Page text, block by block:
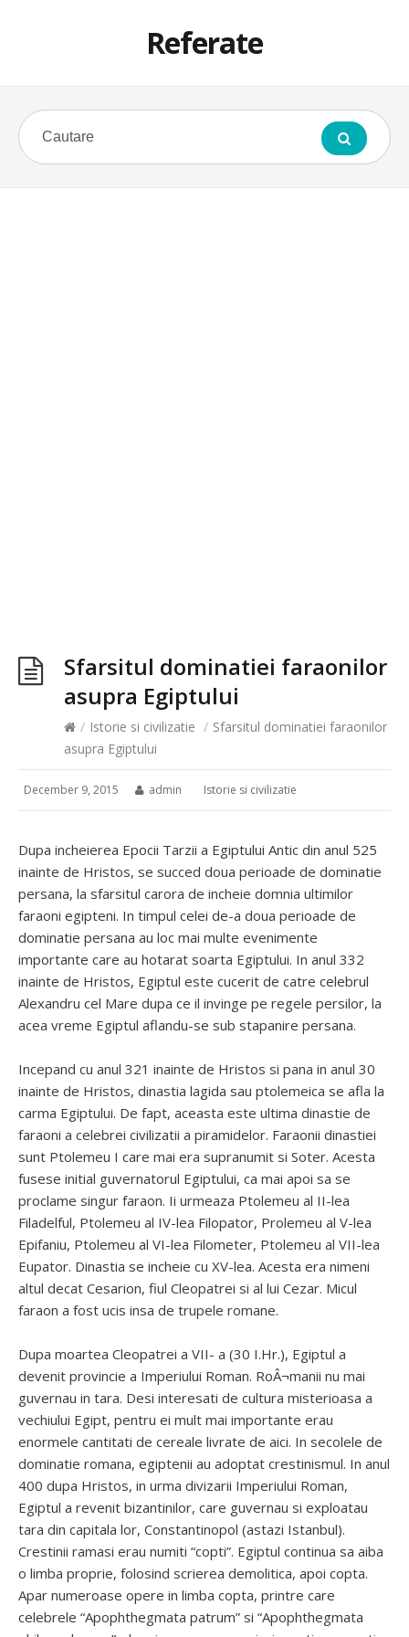
Referate
Sfarsitul dominatiei faraonilor
asupra Egiptului
/ Istorie si civilizatie / Sfarsitul dominatiei faraonilor
asupra Egiptului
December 9, 2015 admin Istorie si civilizatie
Dupa incheierea Epocii Tarzii a Egiptului Antic din anul 525
inainte de Hristos, se succed doua perioade de dominatie
persana, la sfarsitul carora de incheie domnia ultimilor
faraoni egipteni. In timpul celei de-a doua perioade de
dominatie persana au loc mai multe evenimente
importante care au hotarat soarta Egiptului. In anul 332
inainte de Hristos, Egiptul este cucerit de catre celebrul
Alexandru cel Mare dupa ce il invinge pe regele persilor, la
acea vreme Egiptul aflandu-se sub stapanire persana.
Incepand cu anul 321 inainte de Hristos si pana in anul 30
inainte de Hristos, dinastia lagida sau ptolemeica se afla la
carma Egiptului. De fapt, aceasta este ultima dinastie de
faraoni a celebrei civilizatii a piramidelor. Faraonii dinastiei
sunt Ptolemeu I care mai era supranumit si Soter. Acesta
fusese initial guvernatorul Egiptului, ca mai apoi sa se
proclame singur faraon. Ii urmeaza Ptolemeu al II-lea
Filadelful, Ptolemeu al IV-lea Filopator, Prolemeu al V-lea
Epifaniu, Ptolemeu al VI-lea Filometer, Ptolemeu al VII-lea
Eupator. Dinastia se incheie cu XV-lea. Acesta era nimeni
altul decat Cesarion, fiul Cleopatrei si al lui Cezar. Micul
faraon a fost ucis insa de trupele romane.
Dupa moartea Cleopatrei a VII- a (30 I.Hr.), Egiptul a
devenit provincie a Imperiului Roman. RoÂ¬manii nu mai
guvernau in tara. Desi interesati de cultura misterioasa a
vechiului Egipt, pentru ei mult mai importante erau
enormele cantitati de cereale livrate de aici. In secolele de
dominatie romana, egiptenii au adoptat crestinismul. In anul
400 dupa Hristos, in urma divizarii Imperiului Roman,
Egiptul a revenit bizantinilor, care guvernau si exploatau
tara din capitala lor, Constantinopol (astazi Istanbul).
Crestinii ramasi erau numiti “copti”. Egiptul continua sa aiba
o limba proprie, folosind scrierea demolitica, apoi copta.
Apar numeroase opere in limba copta, printre care
celebrele “Apophthegmata patrum” si “Apophthegmata